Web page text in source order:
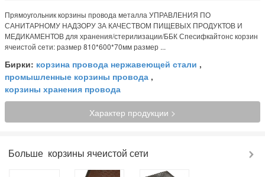
Прямоугольник корзины провода металла УПРАВЛЕНИЯ ПО
САНИТАРНОМУ НАДЗОРУ ЗА КАЧЕСТВОМ ПИЩЕВЫХ ПРОДУКТОВ И
МЕДИКАМЕНТОВ для хранения/стерилизации/ББК Спесифкайтонс корзин
ячеистой сети: размер 810*600*70мм размер ...
Бирки: корзина провода нержавеющей стали ,
промышленные корзины провода ,
корзины хранения провода
Характер продукции >
Больше корзины ячеистой сети